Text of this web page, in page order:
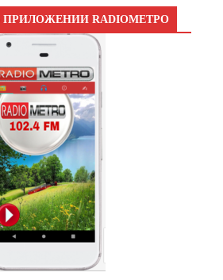
ПРИЛОЖЕНИИ RADIOМЕТРО